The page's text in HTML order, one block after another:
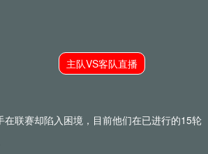
主队VS客队直播
联赛却陷入困境，目前他们在已进行的15轮